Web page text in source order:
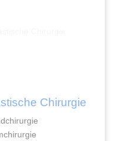
Chirurgie